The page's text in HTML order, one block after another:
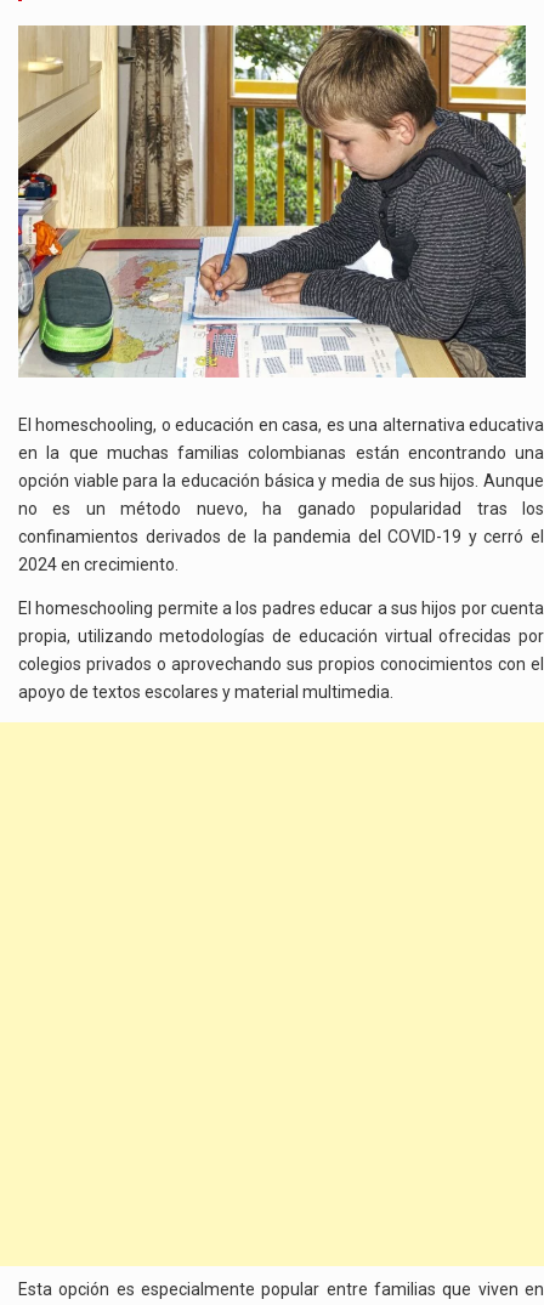
El homeschooling, o educación en casa, es una alternativa educativa
en la que muchas familias colombianas están encontrando una
opción viable para la educación básica y media de sus hijos. Aunque
no es un método nuevo, ha ganado popularidad tras los
confinamientos derivados de la pandemia del COVID-19 y cerró el
2024 en crecimiento.
El homeschooling permite a los padres educar a sus hijos por cuenta
propia, utilizando metodologías de educación virtual ofrecidas por
colegios privados o aprovechando sus propios conocimientos con el
apoyo de textos escolares y material multimedia.
Esta opción es especialmente popular entre familias que viven en